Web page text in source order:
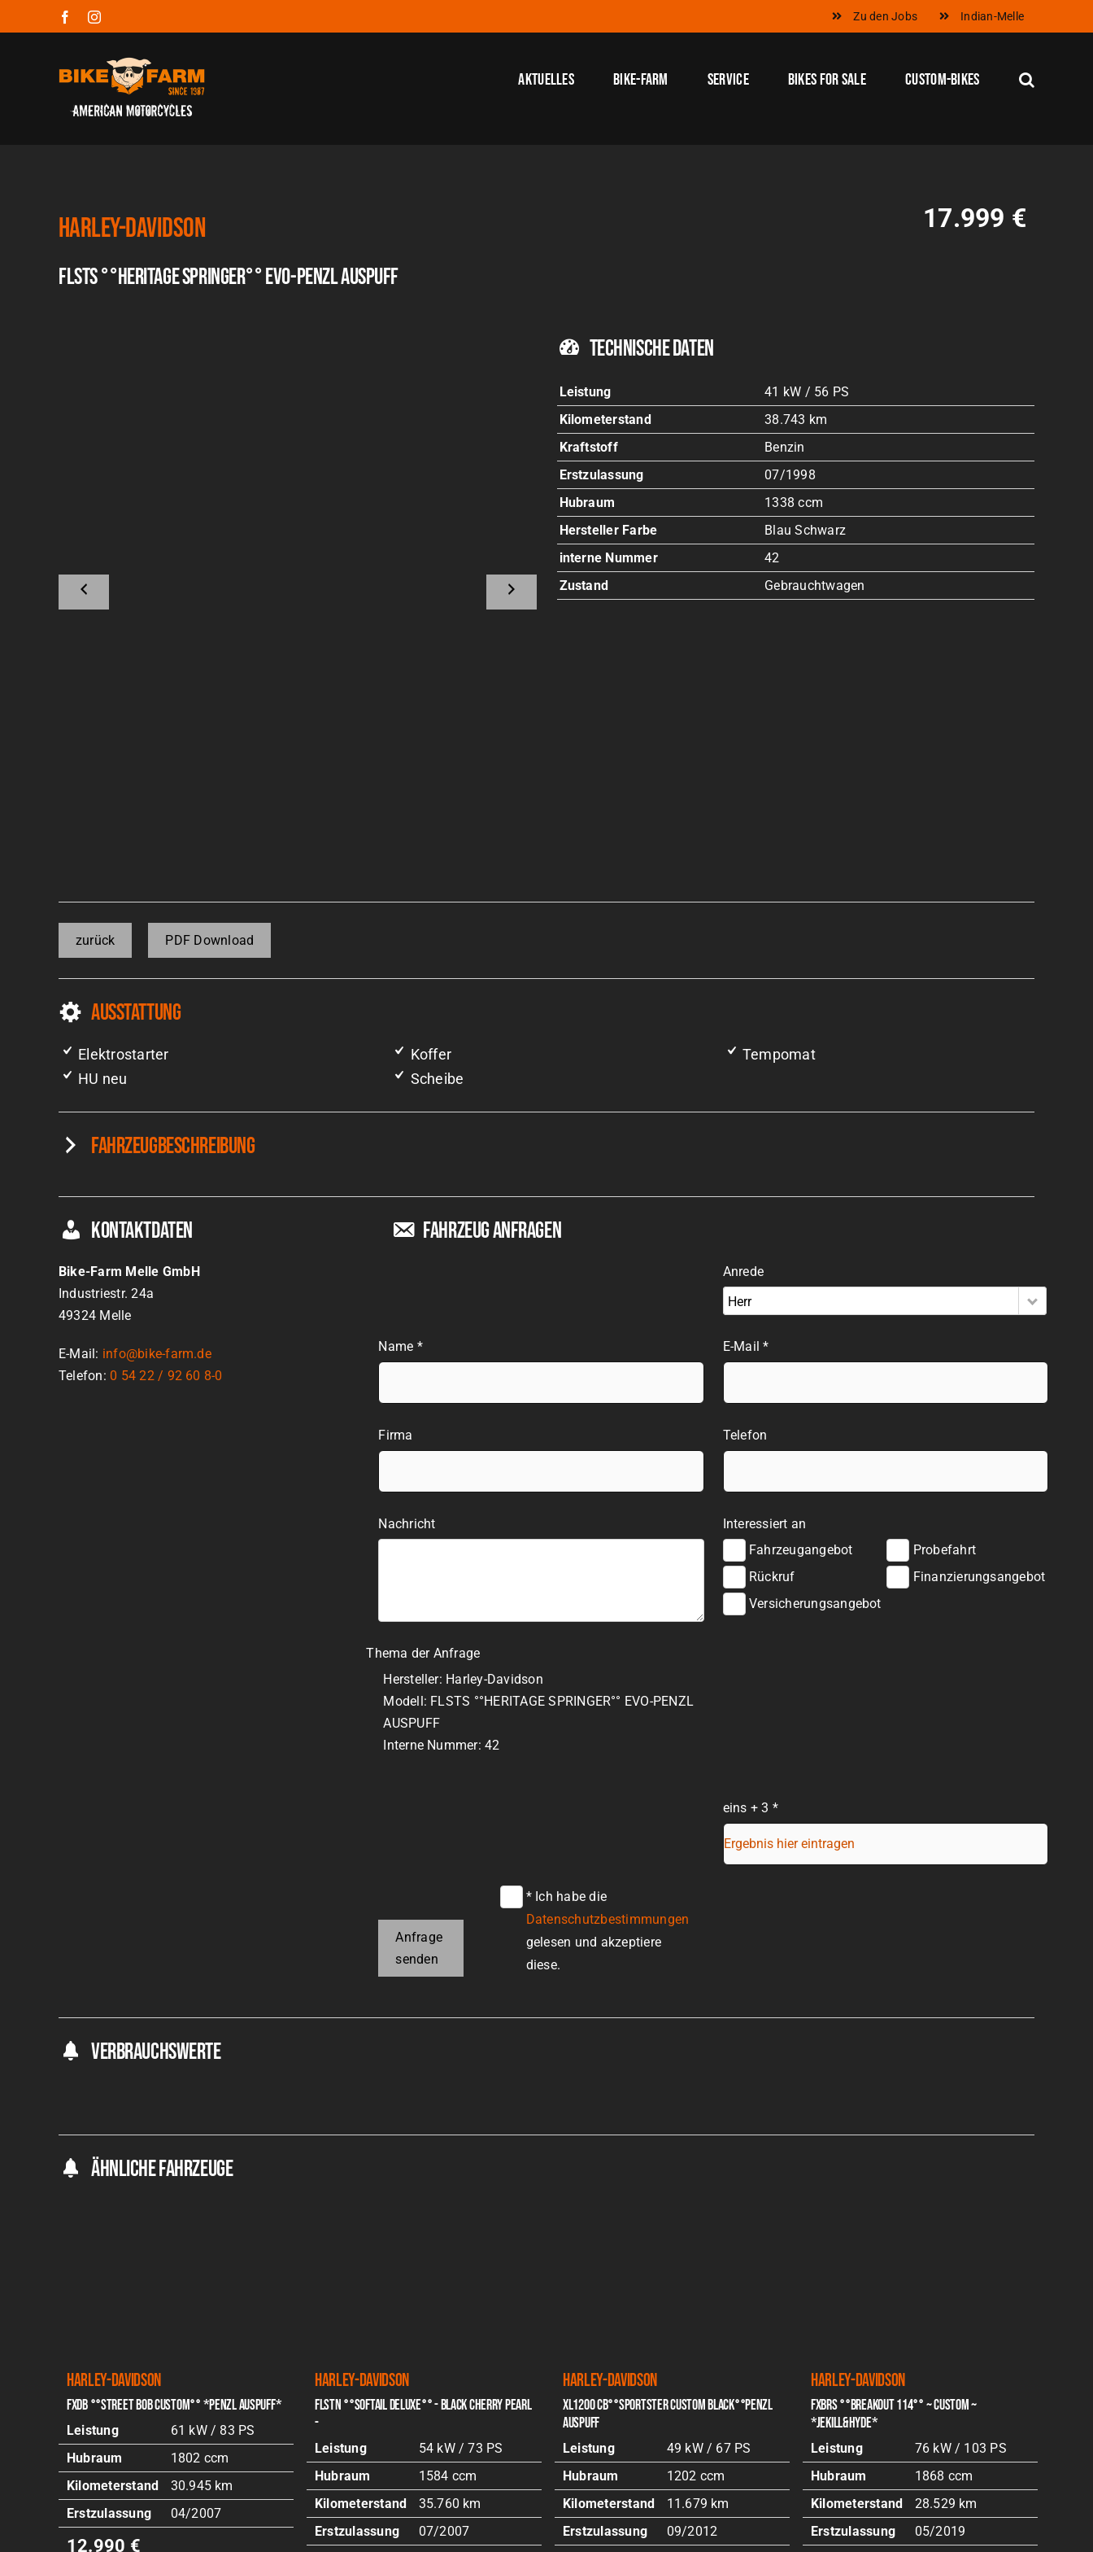
Inhalt
FacebookInstagram Zu den Jobs Indian-Melle
Aktuelles Bike-Farm Service Bikes for Sale Custom-Bikes
Harley-Davidson
FLSTS °°HERITAGE SPRINGER°° EVO-PENZL AUSPUFF
17.999 €
Technische Daten
Leistung
41 kW / 56 PS
Kilometerstand
38.743 km
Kraftstoff
Benzin
Erstzulassung
07/1998
Hubraum
1338 ccm
Hersteller Farbe
Blau Schwarz
interne Nummer
42
Zustand
Gebrauchtwagen
zurück PDF Download
Ausstattung
Elektrostarter
HU neu
Koffer
Scheibe
Tempomat
Fahrzeugbeschreibung
Kontaktdaten
Bike-Farm Melle GmbH
Industriestr. 24a
49324 Melle
E-Mail: info@bike-farm.de
Telefon: 0 54 22 / 92 60 8-0
Fahrzeug anfragen
Anrede
Herr
Name * E-Mail *
Firma Telefon
Nachricht
Interessiert an
Fahrzeugangebot
Probefahrt
Rückruf
Finanzierungsangebot
Versicherungsangebot
Thema der Anfrage
Hersteller: Harley-Davidson
Modell: FLSTS °°HERITAGE SPRINGER°° EVO-PENZL
AUSPUFF
Interne Nummer: 42
eins + 3 *
Anfrage
senden
* Ich habe die
Datenschutzbestimmungen
gelesen und akzeptiere
diese.
Verbrauchswerte
Ähnliche Fahrzeuge
Harley-Davidson
FXDB °°STREET BOB CUSTOM°° *PENZL AUSPUFF*
Leistung
61 kW / 83 PS
Hubraum
1802 ccm
Kilometerstand
30.945 km
Erstzulassung
04/2007
12.990 €
Harley-Davidson
FLSTN °°SOFTAIL DELUXE°° - BLACK CHERRY PEARL
-
Leistung
54 kW / 73 PS
Hubraum
1584 ccm
Kilometerstand
35.760 km
Erstzulassung
07/2007
Harley-Davidson
XL1200 CB°°SPORTSTER CUSTOM BLACK°°PENZL
AUSPUFF
Leistung
49 kW / 67 PS
Hubraum
1202 ccm
Kilometerstand
11.679 km
Erstzulassung
09/2012
Harley-Davidson
FXBRS °°BREAKOUT 114°° ~ CUSTOM ~
*JEKILL&HYDE*
Leistung
76 kW / 103 PS
Hubraum
1868 ccm
Kilometerstand
28.529 km
Erstzulassung
05/2019